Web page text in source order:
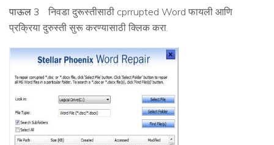
पाऊल 3
निवडा दुरूस्तीसाठी cprrupted Word फायली आणि
प्रक्रिया दुरुस्ती सुरू करण्यासाठी क्लिक करा.